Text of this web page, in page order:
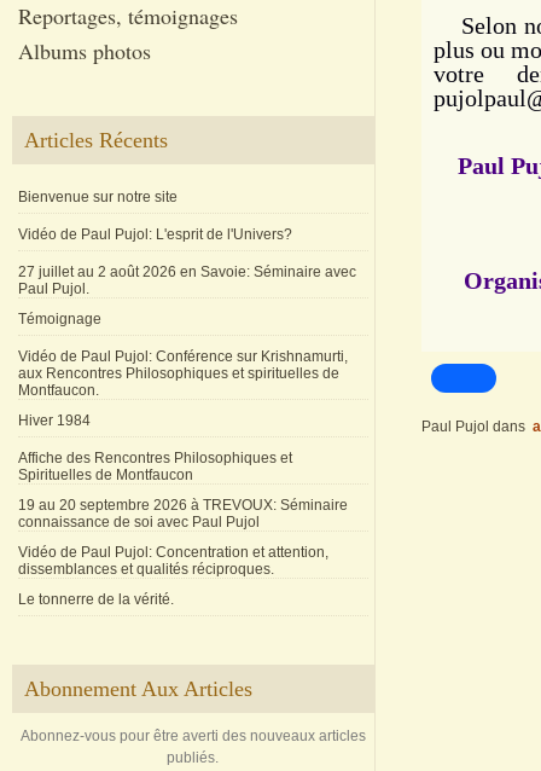
Reportages, témoignages
Albums photos
Articles Récents
Bienvenue sur notre site
Vidéo de Paul Pujol: L'esprit de l'Univers?
27 juillet au 2 août 2026 en Savoie: Séminaire avec
Paul Pujol.
Témoignage
Vidéo de Paul Pujol: Conférence sur Krishnamurti,
aux Rencontres Philosophiques et spirituelles de
Montfaucon.
Hiver 1984
Affiche des Rencontres Philosophiques et
Spirituelles de Montfaucon
19 au 20 septembre 2026 à TREVOUX: Séminaire
connaissance de soi avec Paul Pujol
Vidéo de Paul Pujol: Concentration et attention,
dissemblances et qualités réciproques.
Le tonnerre de la vérité.
Abonnement Aux Articles
Abonnez-vous pour être averti des nouveaux articles
publiés.
Selon
plus ou
votre
Paul
Paul Pujol dans